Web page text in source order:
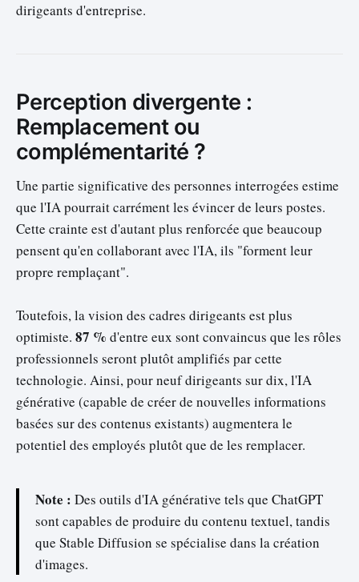
dirigeants d'entreprise.
Perception divergente :
Remplacement ou
complémentarité ?
Une partie significative des personnes interrogées estime
que l'IA pourrait carrément les évincer de leurs postes.
Cette crainte est d'autant plus renforcée que beaucoup
pensent qu'en collaborant avec l'IA, ils "forment leur
propre remplaçant".
Toutefois, la vision des cadres dirigeants est plus
optimiste. 87 % d'entre eux sont convaincus que les rôles
professionnels seront plutôt amplifiés par cette
technologie. Ainsi, pour neuf dirigeants sur dix, l'IA
générative (capable de créer de nouvelles informations
basées sur des contenus existants) augmentera le
potentiel des employés plutôt que de les remplacer.
Note : Des outils d'IA générative tels que ChatGPT
sont capables de produire du contenu textuel, tandis
que Stable Diffusion se spécialise dans la création
d'images.